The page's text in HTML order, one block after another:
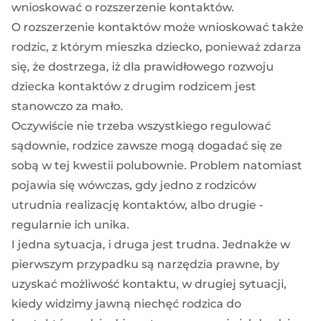
wnioskować o rozszerzenie kontaktów.
O rozszerzenie kontaktów może wnioskować także
rodzic, z którym mieszka dziecko, ponieważ zdarza
się, że dostrzega, iż dla prawidłowego rozwoju
dziecka kontaktów z drugim rodzicem jest
stanowczo za mało.
Oczywiście nie trzeba wszystkiego regulować
sądownie, rodzice zawsze mogą dogadać się ze
sobą w tej kwestii polubownie. Problem natomiast
pojawia się wówczas, gdy jedno z rodziców
utrudnia realizację kontaktów, albo drugie -
regularnie ich unika.
I jedna sytuacja, i druga jest trudna. Jednakże w
pierwszym przypadku są narzędzia prawne, by
uzyskać możliwość kontaktu, w drugiej sytuacji,
kiedy widzimy jawną niechęć rodzica do